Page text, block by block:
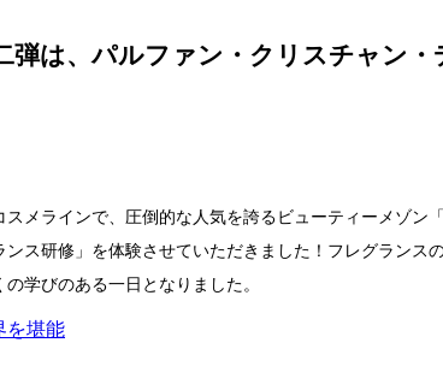
は、パルファン・クリスチャン
メラインで、圧倒的な人気を誇るビューティーメゾ
ス研修」を体験させていただきました！フレグラン
学びのある一日となりました。
を堪能